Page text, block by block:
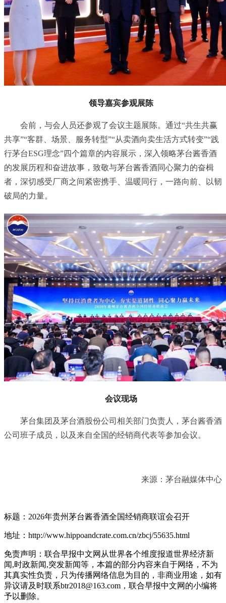
领导嘉宾参观展陈
会前，与会人员还参观了会议主题展陈。通过“共生共赢
共享”“客群、场景、服务转型”“从卖酒向卖生活方式转变”“践
行茅台ESG理念”四个篇章的内容展示，深入领略茅台酱香酒
的发展历程和奋进故事，致敬与茅台酱香酒同心聚力的奋楫
者，深切感受厂商之间紧密携手、温暖同行，一路向前、以韧
破局的力量。
会议现场
茅台集团及茅台酒股份公司相关部门负责人，茅台酱香酒
公司班子成员，以及来自全国的经销商代表等参加会议。
来源：茅台融媒体中心
标题：2026年贵州茅台酱香酒全国经销商联谊会召开
地址：http://www.hippoandcrate.com.cn/zbcj/55635.html
免责声明：联合早报中文网从世界各个维度报道世界经济新
闻,时政新闻,突发新闻等，本篇的部分内容来自于网络，不为
其真实性负责，只为传播网络信息为目的，非商业用途，如有
异议请及时联系btr2018@163.com，联合早报中文网的小编将
予以删除。